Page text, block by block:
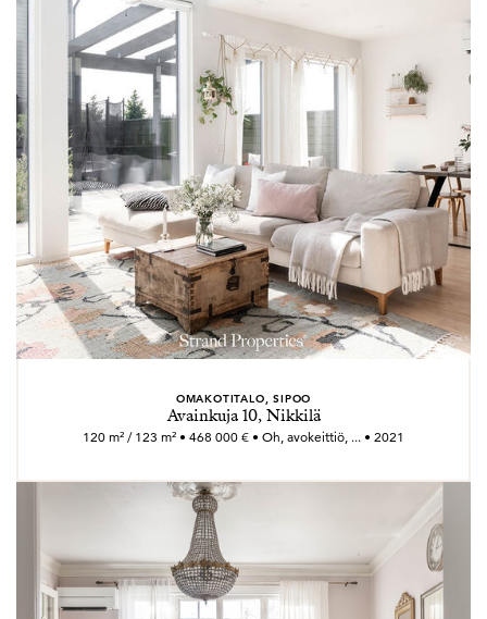
jossa metsä on pelikenttä, on Ninalle luonnollinen
valinta: suoritus vaatii kokonaiskuvan hahmottamista,
yksityiskohtien huomioimista, keskittymiskykyä,
itsenäistä tekemistä ja kestävyyttä. Tässä Ninan
vahvuudet myös kiinteistönvälittäjänä!
OMAKOTITALO, SIPOO
Avainkuja 10, Nikkilä
120 m² / 123 m² • 468 000 € • Oh, avokeittiö, ... • 2021